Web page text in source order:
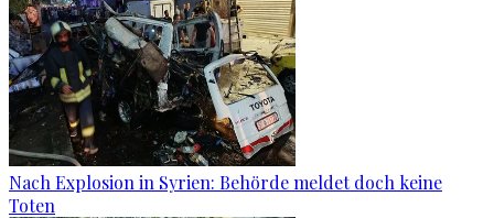
Nach Explosion in Syrien: Behörde meldet doch keine
Toten